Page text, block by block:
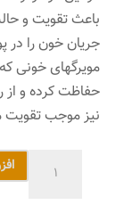
جریان خون را در
مویرگهای خونی
حفاظت کرده و از
نیز موجب